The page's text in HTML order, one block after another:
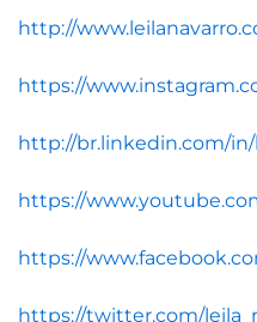
http://
https://
http://br.linkedin.com/in/
https://
https://
https://twitter.com/